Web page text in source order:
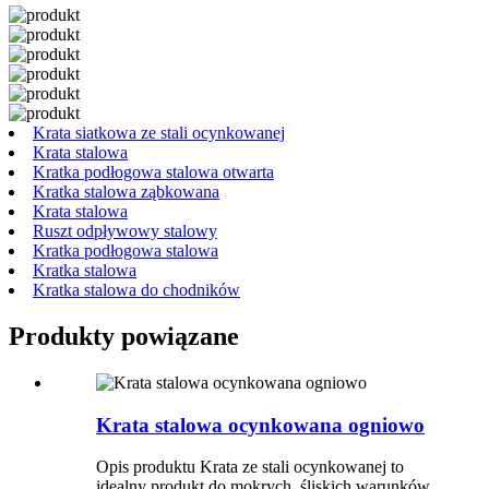
Krata siatkowa ze stali ocynkowanej
Krata stalowa
Kratka podłogowa stalowa otwarta
Kratka stalowa ząbkowana
Krata stalowa
Ruszt odpływowy stalowy
Kratka podłogowa stalowa
Kratka stalowa
Kratka stalowa do chodników
Produkty powiązane
Krata stalowa ocynkowana ogniowo
Opis produktu Krata ze stali ocynkowanej to